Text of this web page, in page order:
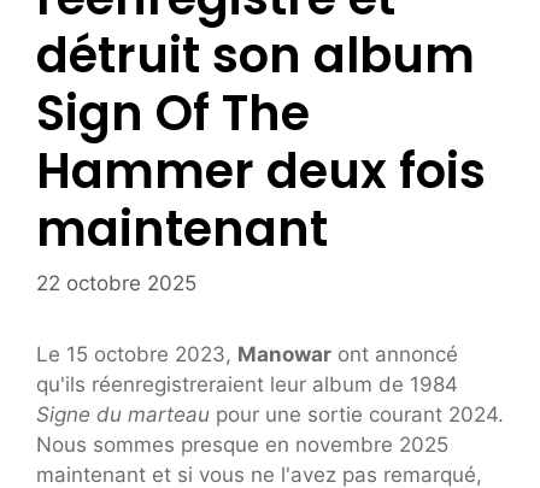
détruit son album
Sign Of The
Hammer deux fois
maintenant
22 octobre 2025
Le 15 octobre 2023, Manowar ont annoncé
qu'ils réenregistreraient leur album de 1984
Signe du marteau pour une sortie courant 2024.
Nous sommes presque en novembre 2025
maintenant et si vous ne l'avez pas remarqué,